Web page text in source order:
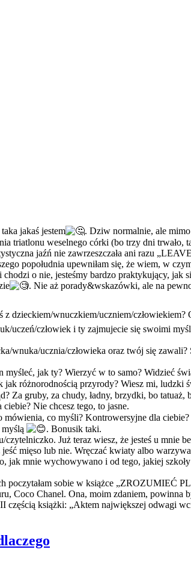
jakaś jestem
. Dziw normalnie, ale
triatlonu weselnego córki (bo trzy dni trwało,
jaźń nie zawrzeszczała ani razu
popołudnia upewniłam się, że wiem, w
o nie, jesteśmy bardzo praktykujący, jak
. Nie aż porady&wskazówki, ale na
z dzieckiem/wnuczkiem/uczniem/człowiekiem?
uczeń/człowiek i ty zajmujecie się swoimi
wnuka/ucznia/człowieka oraz twój się
jak ty? Wierzyć w to samo? Widzieć
różnorodnością przyrody? Wiesz mi, ludzki
Za gruby, za chudy, ładny, brzydki, bo
Nie chcesz tego, to jasne.
co myśli? Kontrowersyjne dla
. Bonusik taki.
Już teraz wiesz, że jesteś u
mięso lub nie. Wręczać kwiaty albo
jak mnie wychowywano i od tego, jakiej
poczytałam sobie w książce „ZROZUMIEĆ
Coco Chanel. Ona, moim zdaniem,
częścią książki: „Aktem największej odwagi